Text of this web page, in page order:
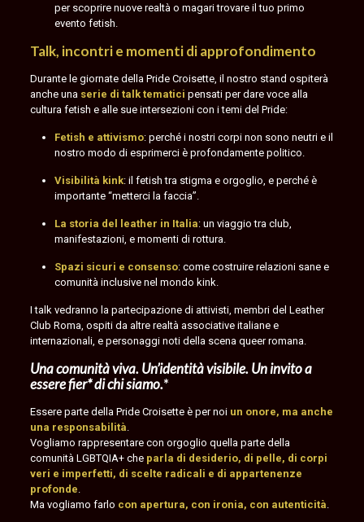
per scoprire nuove realtà o magari trovare il tuo primo
evento fetish.
Talk, incontri e momenti di approfondimento
Durante le giornate della Pride Croisette, il nostro stand ospiterà
anche una serie di talk tematici pensati per dare voce alla
cultura fetish e alle sue intersezioni con i temi del Pride:
Fetish e attivismo: perché i nostri corpi non sono neutri e il
nostro modo di esprimerci è profondamente politico.
Visibilità kink: il fetish tra stigma e orgoglio, e perché è
importante “metterci la faccia”.
La storia del leather in Italia: un viaggio tra club,
manifestazioni, e momenti di rottura.
Spazi sicuri e consenso: come costruire relazioni sane e
comunità inclusive nel mondo kink.
I talk vedranno la partecipazione di attivisti, membri del Leather
Club Roma, ospiti da altre realtà associative italiane e
internazionali, e personaggi noti della scena queer romana.
Una comunità viva. Un’identità visibile. Un invito a
essere fier* di chi siamo.*
Essere parte della Pride Croisette è per noi un onore, ma anche
una responsabilità
Vogliamo rappresentare con orgoglio quella parte della
comunità LGBTQIA+ che parla di desiderio, di pelle, di corpi
veri e imperfetti, di scelte radicali e di appartenenze
profonde
Ma vogliamo farlo con apertura, con ironia, con autenticità